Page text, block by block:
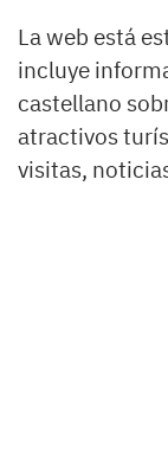
La web está
incluye
castellano
atractivos
visitas,